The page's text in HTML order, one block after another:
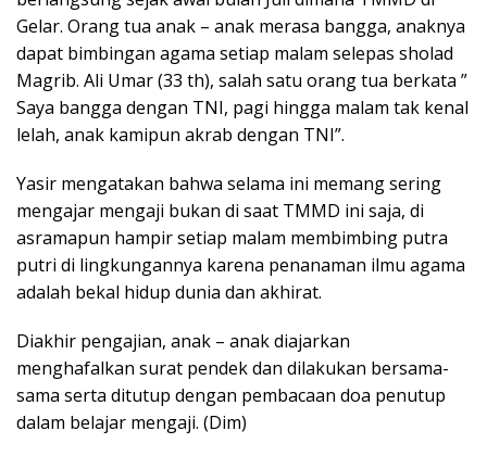
Gelar. Orang tua anak – anak merasa bangga, anaknya
dapat bimbingan agama setiap malam selepas sholad
Magrib. Ali Umar (33 th), salah satu orang tua berkata ”
Saya bangga dengan TNI, pagi hingga malam tak kenal
lelah, anak kamipun akrab dengan TNI”.
Yasir mengatakan bahwa selama ini memang sering
mengajar mengaji bukan di saat TMMD ini saja, di
asramapun hampir setiap malam membimbing putra
putri di lingkungannya karena penanaman ilmu agama
adalah bekal hidup dunia dan akhirat.
Diakhir pengajian, anak – anak diajarkan
menghafalkan surat pendek dan dilakukan bersama-
sama serta ditutup dengan pembacaan doa penutup
dalam belajar mengaji. (Dim)